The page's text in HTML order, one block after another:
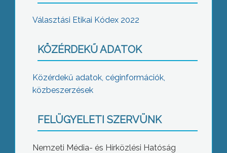
Választási Etikai Kódex 2022
KÖZÉRDEKŰ ADATOK
Közérdekű adatok, céginformációk,
közbeszerzések
FELÜGYELETI SZERVÜNK
Nemzeti Média- és Hírközlési Hatóság